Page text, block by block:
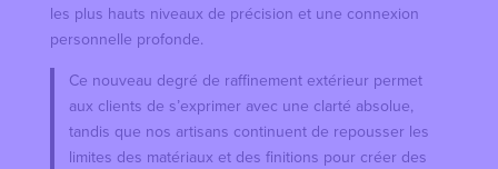
les plus hauts niveaux de précision et une connexion
personnelle profonde.
Ce nouveau degré de raffinement extérieur permet
aux clients de s’exprimer avec une clarté absolue,
tandis que nos artisans continuent de repousser les
limites des matériaux et des finitions pour créer des